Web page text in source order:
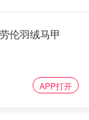
伦羽绒马甲
APP打开